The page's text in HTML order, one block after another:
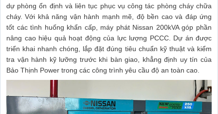
dự phòng ổn định và liên tục phục vụ công tác phòng cháy chữa
cháy. Với khả năng vận hành mạnh mẽ, độ bền cao và đáp ứng
tốt các tình huống khẩn cấp, máy phát Nissan 200kVA góp phần
nâng cao hiệu quả hoạt động của lực lượng PCCC. Dự án được
triển khai nhanh chóng, lắp đặt đúng tiêu chuẩn kỹ thuật và kiểm
tra vận hành kỹ lưỡng trước khi bàn giao, khẳng định uy tín của
Bảo Thịnh Power trong các công trình yêu cầu độ an toàn cao.